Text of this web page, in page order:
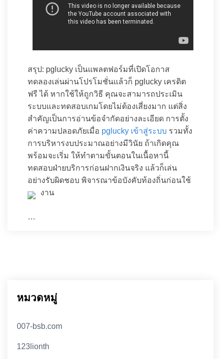
สรุป: pglucky เป็นแพลตฟอร์มที่เปิดโอกาส
ทดลองเล่นผ่านโปรโมชั่นแล้วก็ pglucky เครดิต
ฟรี ได้ หากใช้ให้ถูกวิธี คุณจะสามารถประเมิน
ระบบและทดสอบเกมโดยไม่ต้องเสี่ยงมาก แต่สิ่ง
สำคัญเป็นการอ่านข้อจำกัดอย่างละเอียด การตั้ง
ค่าความปลอดภัยเมื่อ pglucky เข้าสู่ระบบ รวมทั้ง
การบริหารงบประมาณอย่างมีวินัย ถ้าเกิดคุณ
พร้อมจะเริ่ม ให้ทำตามขั้นตอนในเนื้อหานี้
ทดสอบฝ่ายบริการก่อนฝากเงินจริง แล้วก็เล่น
อย่างรับผิดชอบ พิจารณาข้อบังคับท้องถิ่นก่อนใช้
งาน
…
หมวดหมู่
007-bsb.com
123lionth